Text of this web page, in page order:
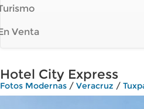
Venta
Hotel City Express
Fotos Modernas / Veracruz /